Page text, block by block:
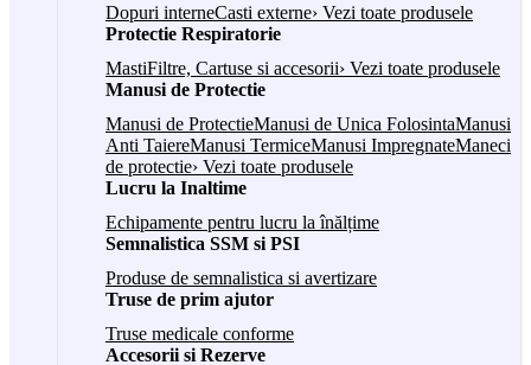
Dopuri interneCasti externe› Vezi toate produsele
Protectie Respiratorie
MastiFiltre, Cartuse si accesorii› Vezi toate produsele
Manusi de Protectie
Manusi de ProtectieManusi de Unica FolosintaManusi
Anti TaiereManusi TermiceManusi ImpregnateManeci
de protectie› Vezi toate produsele
Lucru la Inaltime
Echipamente pentru lucru la înălțime
Semnalistica SSM si PSI
Produse de semnalistica si avertizare
Truse de prim ajutor
Truse medicale conforme
Accesorii si Rezerve